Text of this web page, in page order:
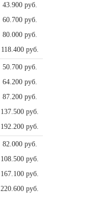
43.900 руб.
60.700 руб.
80.000 руб.
118.400 руб.
50.700 руб.
64.200 руб.
87.200 руб.
137.500 руб.
192.200 руб.
82.000 руб.
108.500 руб.
167.100 руб.
220.600 руб.